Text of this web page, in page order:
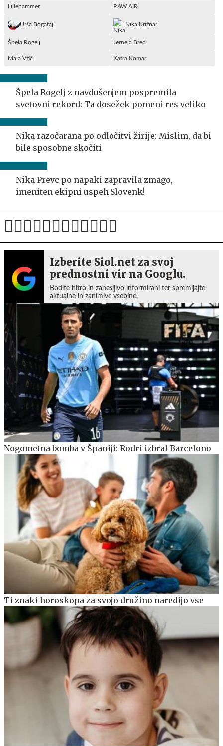
Lillehammer RAW AIR
Urša Bogataj Nika Križnar
Špela Rogelj Jerneja Brecl
Maja Vtič Katra Komar
Špela Rogelj z navdušenjem pospremila
svetovni rekord: Ta dosežek pomeni res veliko
Nika razočarana po odločitvi žirije: Mislim, da bi
bile sposobne skočiti
Nika Prevc po napaki zapravila zmago,
imeniten ekipni uspeh Slovenk!
Izberite Siol.net za svoj
prednostni vir na Googlu.
Bodite hitro in zanesljivo informirani ter spremljajte
aktualne in zanimive vsebine.
Nogometna bomba v Španiji: Rodri izbral Barcelono
Ti znaki horoskopa za svojo družino naredijo vse